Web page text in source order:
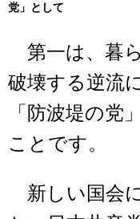
党」として
第一は、暮
破壊する逆流
「防波堤の党
ことです。
新しい国会